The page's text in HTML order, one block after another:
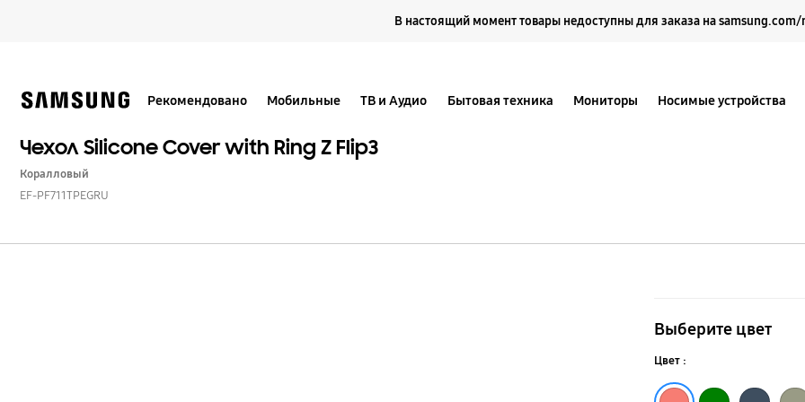
В настоящий момент товары недоступны для заказа на samsung.com/
Рекомендовано Мобильные ТВ и Аудио Бытовая техника Мониторы Носимые устройства
Чехол Silicone Cover with Ring Z Flip3
Коралловый
EF-PF711TPEGRU
Cover
with
Выберите цвет
Цвет :